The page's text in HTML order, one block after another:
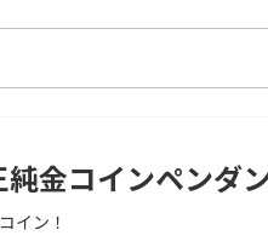
金コインペンダ
イン！